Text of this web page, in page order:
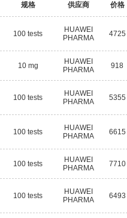
规格 供应商 价格
100 tests
HUAWEI
PHARMA
4725
10 mg
HUAWEI
PHARMA
918
100 tests
HUAWEI
PHARMA
5355
100 tests
HUAWEI
PHARMA
6615
100 tests
HUAWEI
PHARMA
7710
100 tests
HUAWEI
PHARMA
6493